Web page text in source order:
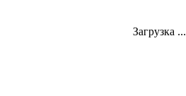
Загрузка ...